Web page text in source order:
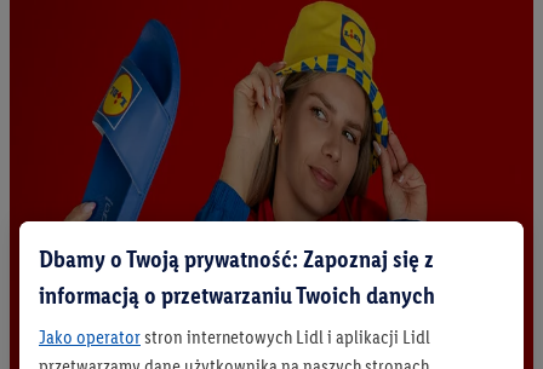
Dbamy o Twoją prywatność: Zapoznaj się z
informacją o przetwarzaniu Twoich danych
Jako operatorstron internetowych Lidl i aplikacji Lidl